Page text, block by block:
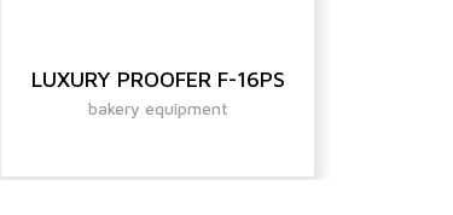
LUXURY PROOFER F-16PS
bakery equipment